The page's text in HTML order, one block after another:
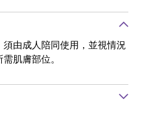
由成人陪同使用，並視情況
肌膚部位。